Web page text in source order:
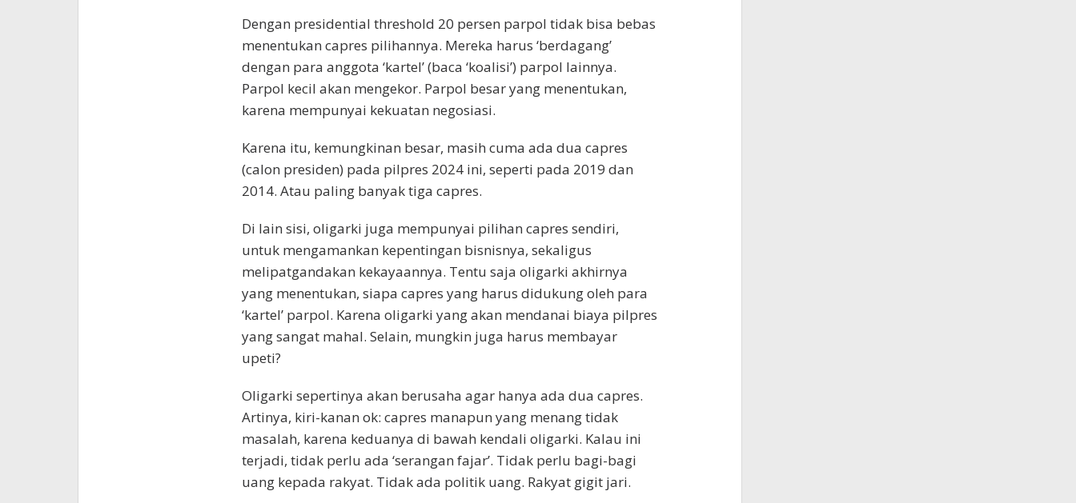
Dengan presidential threshold 20 persen parpol tidak bisa bebas
menentukan capres pilihannya. Mereka harus ‘berdagang’
dengan para anggota ‘kartel’ (baca ‘koalisi’) parpol lainnya.
Parpol kecil akan mengekor. Parpol besar yang menentukan,
karena mempunyai kekuatan negosiasi.
Karena itu, kemungkinan besar, masih cuma ada dua capres
(calon presiden) pada pilpres 2024 ini, seperti pada 2019 dan
2014. Atau paling banyak tiga capres.
Di lain sisi, oligarki juga mempunyai pilihan capres sendiri,
untuk mengamankan kepentingan bisnisnya, sekaligus
melipatgandakan kekayaannya. Tentu saja oligarki akhirnya
yang menentukan, siapa capres yang harus didukung oleh para
‘kartel’ parpol. Karena oligarki yang akan mendanai biaya pilpres
yang sangat mahal. Selain, mungkin juga harus membayar
upeti?
Oligarki sepertinya akan berusaha agar hanya ada dua capres.
Artinya, kiri-kanan ok: capres manapun yang menang tidak
masalah, karena keduanya di bawah kendali oligarki. Kalau ini
terjadi, tidak perlu ada ‘serangan fajar’. Tidak perlu bagi-bagi
uang kepada rakyat. Tidak ada politik uang. Rakyat gigit jari.